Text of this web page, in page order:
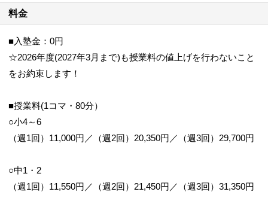
料金
■入塾金：0円
☆2026年度(2027年3月まで)も授業料の値上げを行わないこと
をお約束します！
■授業料(1コマ・80分）
○小4～6
（週1回）11,000円／（週2回）20,350円／（週3回）29,700円
○中1・2
（週1回）11,550円／（週2回）21,450円／（週3回）31,350円